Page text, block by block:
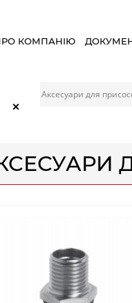
КОМПАНІЮ
×
Аксесуари для